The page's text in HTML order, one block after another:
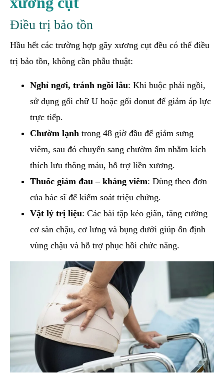
Điều trị bảo tồn
Hầu hết các trường hợp gãy xương cụt đều có thể điều
trị bảo tồn, không cần phẫu thuật:
Nghỉ ngơi, tránh ngồi lâu: Khi buộc phải ngồi,
sử dụng gối chữ U hoặc gối donut để giảm áp lực
trực tiếp.
Chườm lạnh trong 48 giờ đầu để giảm sưng
viêm, sau đó chuyển sang chườm ấm nhằm kích
thích lưu thông máu, hỗ trợ liền xương.
Thuốc giảm đau – kháng viêm: Dùng theo đơn
của bác sĩ để kiểm soát triệu chứng.
Vật lý trị liệu: Các bài tập kéo giãn, tăng cường
cơ sàn chậu, cơ lưng và bụng dưới giúp ổn định
vùng chậu và hỗ trợ phục hồi chức năng.